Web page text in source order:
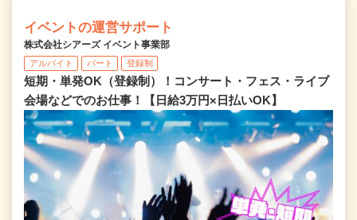
イベントの運営サポート
株式会社シアーズ イベント事業部
アルバイト パート 登録制
短期・単発OK（登録制）！コンサート・フェス・ライブ
会場などでのお仕事！【日給3万円×日払いOK】